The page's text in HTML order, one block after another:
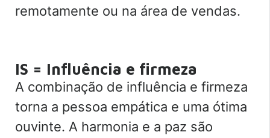
remotamente ou na área de vendas.
IS = Influência e firmeza
A combinação de influência e firmeza
torna a pessoa empática e uma ótima
ouvinte. A harmonia e a paz são